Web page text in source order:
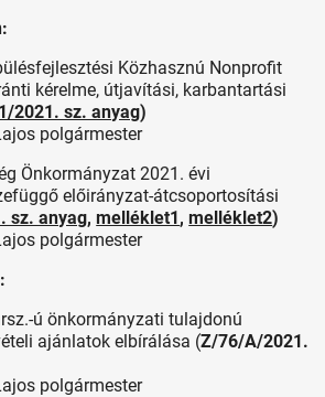
Közhasznú Nonprofit
kérelme, útjavítási, karbantartási
2021. sz. anyag)
polgármester
Önkormányzat 2021. évi
előirányzat-átcsoportosítási
sz. anyag,melléklet1,melléklet2)
polgármester
ú önkormányzati tulajdonú
ajánlatok elbírálása (Z/76/A/2021.
polgármester